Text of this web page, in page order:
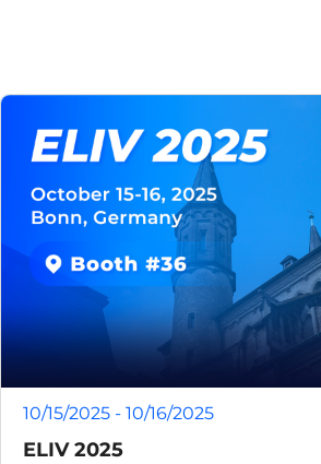
10/15/2025 - 10/16/2025
ELIV 2025